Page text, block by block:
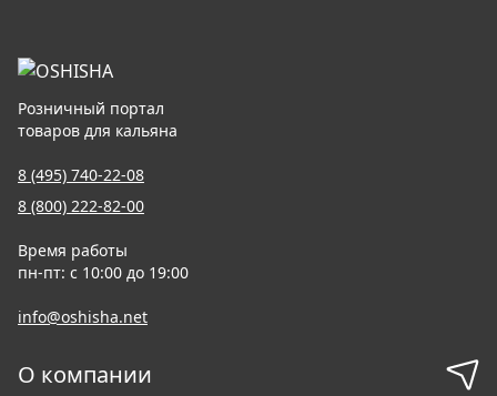
Розничный портал
товаров для кальяна
8 (495) 740-22-08
8 (800) 222-82-00
Время работы
пн-пт: с 10:00 до 19:00
info@oshisha.net
О компании